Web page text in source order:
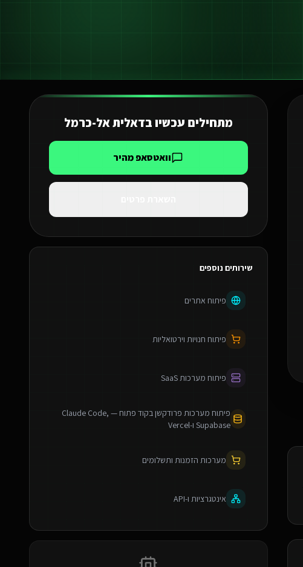
מתחילים עכשיו בדאלית אל-כרמל
וואטסאפ מהיר
שירותים נוספים
פיתוח אתרים
פיתוח חנויות וירטואליות
פיתוח מערכות SaaS
פיתוח מערכות פרודקשן בקוד פתוח — Claude Code,
Supabase ו-Vercel
מערכות הזמנות ותשלומים
אינטגרציות ו-API